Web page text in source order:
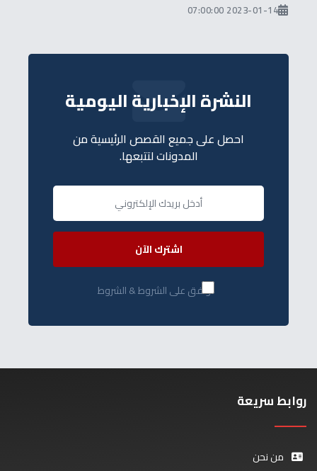
2023-01-14 07:00:00
النشرة الإخبارية اليومية
احصل على جميع القصص الرئيسية من
المدونات لتتبعها.
اشترك الآن
أوافق على الشروط & الشروط
روابط سريعة
من نحن